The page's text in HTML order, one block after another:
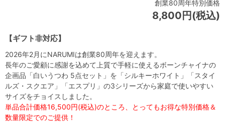
【ギフト非対応】
創業80周年特別価格
8,800円(税込)
2026年2月にNARUMIは創業80周年を迎えます。
長年のご愛顧に感謝を込めて上質で手軽に使えるボーンチャイナの
企画品「白いうつわ 5点セット」を「シルキーホワイト」「スタイ
ルズ・スクエア」「エスプリ」の3シリーズから家庭で使いやすい
サイズをチョイスしました。
単品合計価格16,500円(税込)のところ、とってもお得な特別価格＆
数量限定でのご提供！